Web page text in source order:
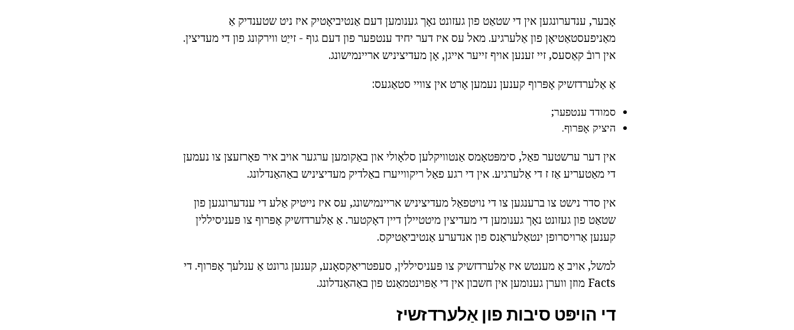
אָבער, ענדערונגען אין די שטאַט פון געזונט נאָך גענומען דעם אַנטיביאָטיק איז ניט שטענדיק אַ
מאַניפעסטאַטיאָן פון אַלערגיע. מאל עס איז דער יחיד ענטפער פון דעם גוף - זייַט ווירקונג פון די מעדיצין.
אין רובֿ קאַסעס, זיי זענען אויף זייער אייגן, אָן מעדיציניש אריינמישונג.
אַ אַלערדזשיק אָפּרוף קענען נעמען אָרט אין צוויי סטאַגעס:
סמודד ענטפער;
היציק אָפּרוף.
אין דער ערשטער פאַל, סימפּטאָמס אַנטוויקלען סלאָולי און באַקומען ערגער אויב איר פאָרזעצן צו נעמען
די מאַטעריע אַז ז די אַלערגיע. אין די רגע פאַל ריקווייערז באַלדיק מעדיציניש באַהאַנדלונג.
אין סדר נישט צו ברענגען צו די נויטפאַל מעדיציניש אריינמישונג, עס איז נייטיק אַלע די ענדערונגען פון
שטאַט פון געזונט נאָך גענומען די מעדיצין מיטטיילן דיין דאָקטער. אַ אַלערדזשיק אָפּרוף צו פּעניסיללין
קענען אַרויסרופן ינטאַלעראַנס פון אנדערע אַנטיביאַטיקס.
למשל, אויב אַ מענטש איז אַלערדזשיק צו פּעניסיללין, סעפטריאַקסאָנע, קענען גרונט אַ ענלעך אָפּרוף. די
Facts מוזן ווערן גענומען אין חשבון אין די אַפּוינטמאַנט פון באַהאַנדלונג.
די הויפּט סיבות פון אַלערדזשיז